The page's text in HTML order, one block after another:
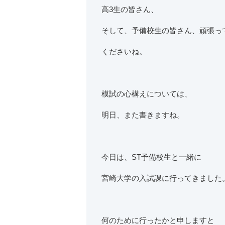
高3生の皆さん、
そして、予備校生の皆さん、頑張っ
くださいね。
模試の心構えについては、
明日、また書きますね。
今日は、ST予備校生と一緒に
宮崎大学の入試課に行ってきました
何のために行ったかと申しますと